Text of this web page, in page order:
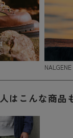
はこんな商品